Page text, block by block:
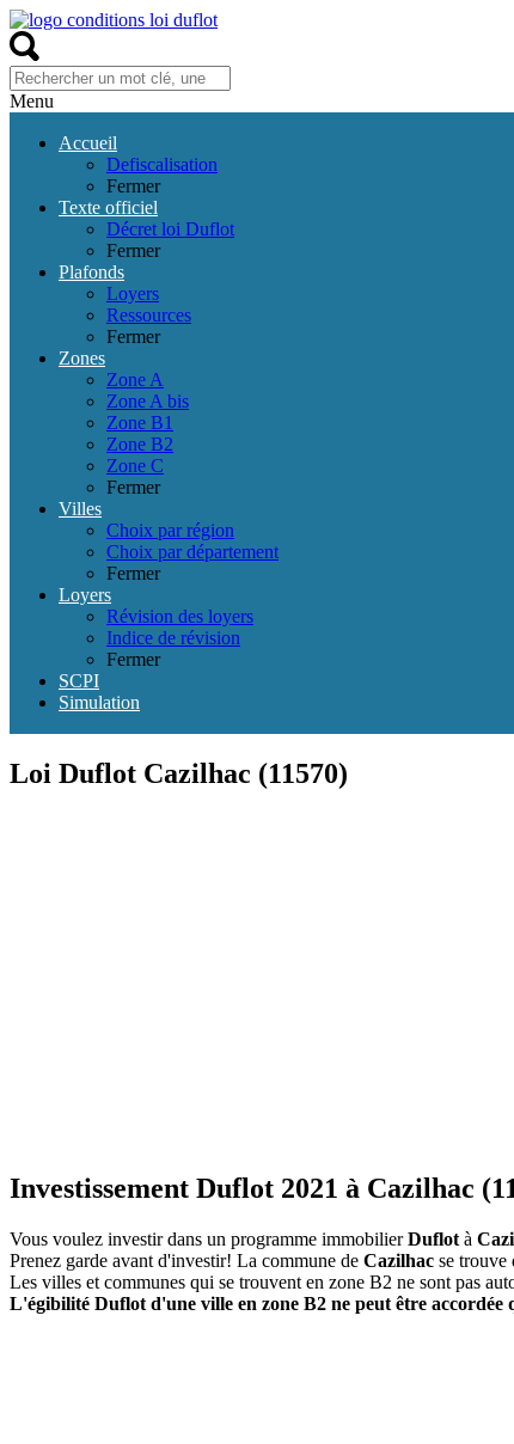
Menu
Accueil
Defiscalisation
Fermer
Texte officiel
Décret loi Duflot
Fermer
Plafonds
Loyers
Ressources
Fermer
Zones
Zone A
Zone A bis
Zone B1
Zone B2
Zone C
Fermer
Villes
Choix par région
Choix par département
Fermer
Loyers
Révision des loyers
Indice de révision
Fermer
SCPI
Simulation
Loi Duflot Cazilhac (11570)
Investissement Duflot 2021 à Cazilhac
Vous voulez investir dans un programme immobilierDuflot à
Prenez garde avant d'investir! La commune de Cazilhac se trouve
Les villes et communes qui se trouvent en zone B2 ne sont pas
L'égibilité Duflot d'une ville en zone B2 ne peut être accordée